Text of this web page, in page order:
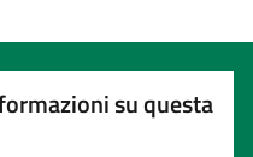
su questa